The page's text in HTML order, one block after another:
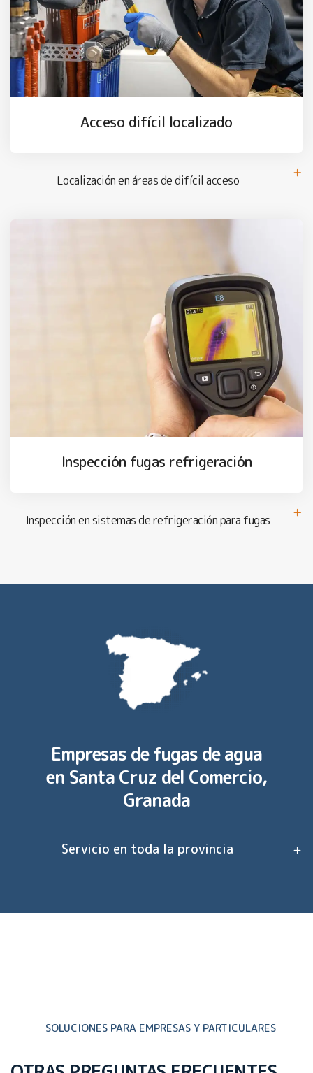
Acceso difícil localizado
Localización en áreas de difícil acceso
Inspección fugas refrigeración
Inspección en sistemas de refrigeración para fugas
Empresas de fugas de agua
en Santa Cruz del Comercio,
Granada
Servicio en toda la provincia
SOLUCIONES PARA EMPRESAS Y PARTICULARES